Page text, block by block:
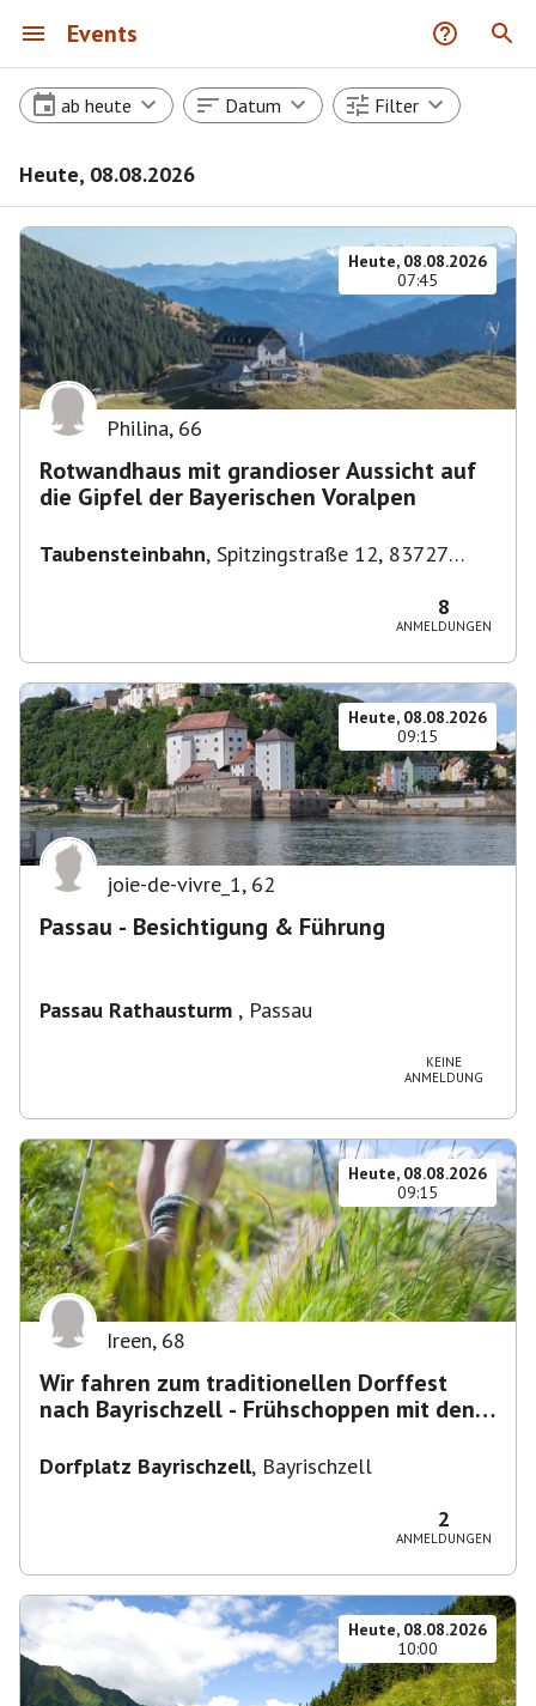
Events
ab heute Datum Filter
Heute, 08.08.2026
Heute, 08.08.2026
07:45
Philina, 66
Rotwandhaus mit grandioser Aussicht auf
die Gipfel der Bayerischen Voralpen
Taubensteinbahn, Spitzingstraße 12, 83727
8
ANMELDUNGEN
Heute, 08.08.2026
09:15
joie-de-vivre_1, 62
Passau - Besichtigung & Führung
Passau Rathausturm , Passau
KEINE
ANMELDUNG
Heute, 08.08.2026
09:15
Ireen, 68
Wir fahren zum traditionellen Dorffest
nach Bayrischzell - Frühschoppen mit den
Dorfplatz Bayrischzell, Bayrischzell
2
ANMELDUNGEN
Heute, 08.08.2026
10:00